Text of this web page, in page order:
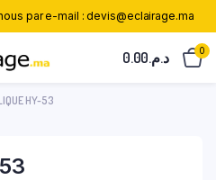
par e-mail : devis@eclairage.ma
د.م.0.00 0
HY-53